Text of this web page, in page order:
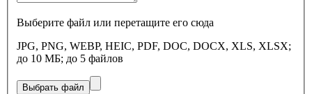
Выберите файл или перетащите его сюда
JPG, PNG, WEBP, HEIC, PDF, DOC, DOCX, XLS, XLSX;
до 10 МБ; до 5 файлов
Выбрать файл